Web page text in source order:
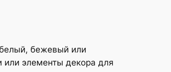
белый, бежевый или
или элементы декора для